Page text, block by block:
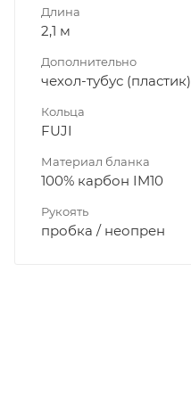
Длина
2,1 м
Дополнительно
чехол-тубус (пластик)
Кольца
FUJI
Материал бланка
100% карбон IM10
Рукоять
пробка / неопрен